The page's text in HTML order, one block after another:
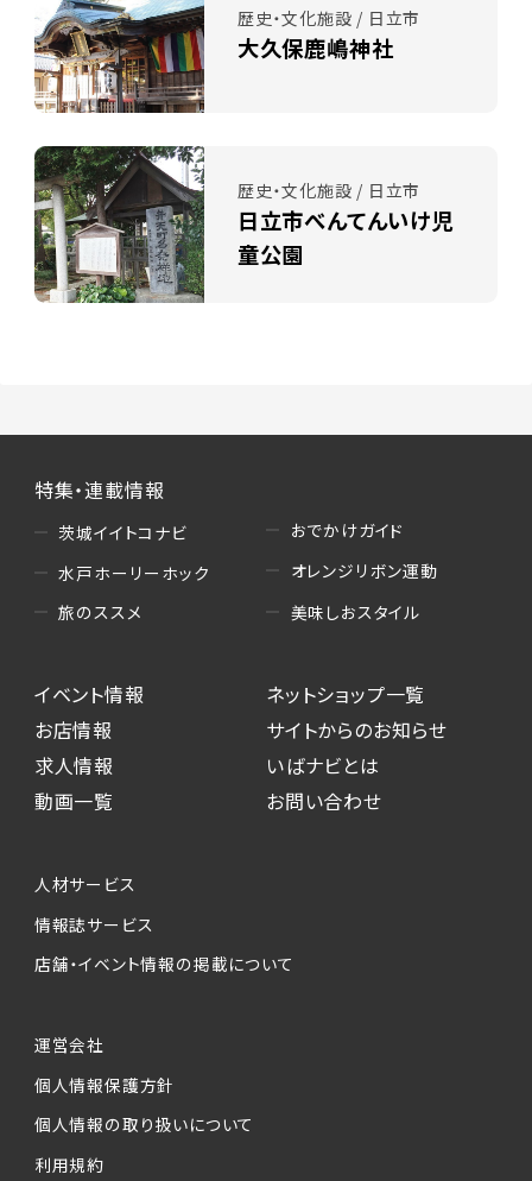
歴史・文化施設 / 日立市
大久保鹿嶋神社
歴史・文化施設 / 日立市
日立市べんてんいけ児
童公園
特集・連載情報
茨城イイトコナビ
水戸ホーリーホック
旅のススメ
おでかけガイド
オレンジリボン運動
美味しおスタイル
イベント情報
お店情報
求人情報
動画一覧
ネットショップ一覧
サイトからのお知らせ
いばナビとは
お問い合わせ
人材サービス
情報誌サービス
店舗・イベント情報の掲載について
運営会社
個人情報保護方針
個人情報の取り扱いについて
利用規約